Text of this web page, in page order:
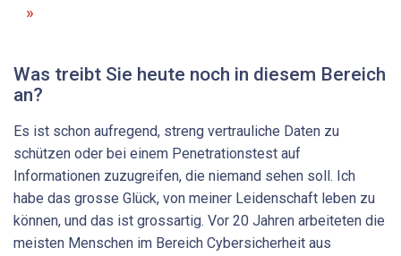
Was treibt Sie heute noch in diesem Bereich
an?
Es ist schon aufregend, streng vertrauliche Daten zu
schützen oder bei einem Penetrationstest auf
Informationen zuzugreifen, die niemand sehen soll. Ich
habe das grosse Glück, von meiner Leidenschaft leben zu
können, und das ist grossartig. Vor 20 Jahren arbeiteten die
meisten Menschen im Bereich Cybersicherheit aus